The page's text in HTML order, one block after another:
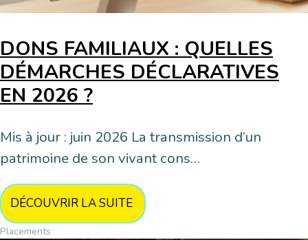
DONS FAMILIAUX : QUELLES
DÉMARCHES DÉCLARATIVES
EN 2026 ?
Mis à jour : juin 2026 La transmission d’un
patrimoine de son vivant cons…
DÉCOUVRIR LA SUITE
Placements